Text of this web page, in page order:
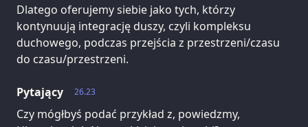
Dlatego oferujemy siebie jako tych, którzy
kontynuują integrację duszy, czyli kompleksu
duchowego, podczas przejścia z przestrzeni/czasu
do czasu/przestrzeni.
26.23
Pytający
Czy mógłbyś podać przykład z, powiedzmy,